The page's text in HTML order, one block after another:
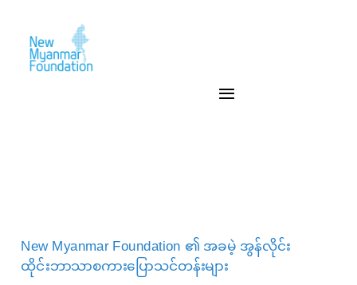
New Myanmar Foundation ၏ အခမဲ့ အွန်လိုင်း
ထိုင်းဘာသာစကားပြောသင်တန်းများ